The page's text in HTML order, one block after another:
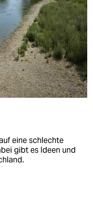
eine schlechte
gibt es Ideen und